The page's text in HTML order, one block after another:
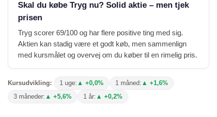
Skal du købe Tryg nu? Solid aktie – men tjek
prisen
Tryg scorer 69/100 og har flere positive ting med sig.
Aktien kan stadig være et godt køb, men sammenlign
med kursmålet og overvej om du køber til en rimelig pris.
Kursudvikling: 1 uge: ▲ +0,0% 1 måned: ▲ +1,6%
3 måneder: ▲ +5,6% 1 år: ▲ +0,2%